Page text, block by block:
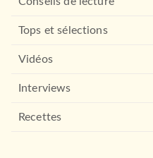
Tops et sélections
Vidéos
Interviews
Recettes